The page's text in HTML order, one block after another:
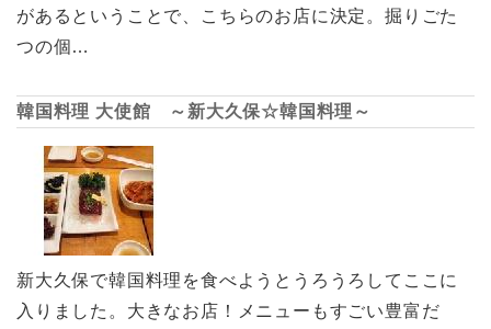
があるということで、こちらのお店に決定。掘りごた
つの個…
韓国料理 大使館 ～新大久保☆韓国料理～
新大久保で韓国料理を食べようとうろうろしてここに
入りました。大きなお店！メニューもすごい豊富だ